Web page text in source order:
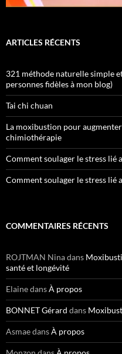
ARTICLES RÉCENTS
321 méthode naturelle simple
personnes fidèles à mon blog)
Tai chi chuan
La moxibustion pour
chimiothérapie
Comment soulager le stress lié
Comment soulager le stress lié
COMMENTAIRES RÉCENTS
ROJTMAN Ninadans
santé et longévité
ElainedansÀ propos
BONNET Gérard dans
AsmaedansÀ propos